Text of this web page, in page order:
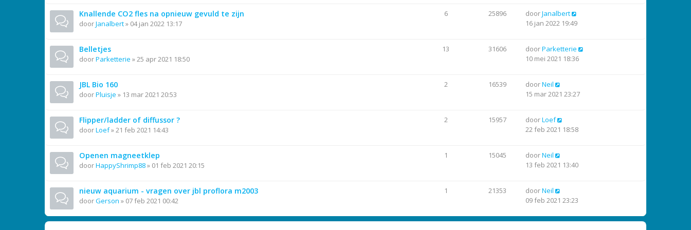
Knallende CO2 fles na opnieuw gevuld te zijn
doorJanalbert» 04 jan 2022 13:17
6 25896 doorJanalbert
16 jan 2022 19:49
Belletjes
doorParketterie »25 apr 2021 18:50
13 31606 doorParketterie
10 mei 2021 18:36
JBL Bio 160
doorPluisje » 13 mar 2021 20:53
2 16539 doorNeil
15 mar 2021 23:27
Flipper/ladder of diffussor ?
doorLoef»21 feb 2021 14:43
2 15957 doorLoef
22 feb 2021 18:58
Openen magneetklep
doorHappyShrimp88» 01 feb 2021 20:15
1 15045 doorNeil
13 feb 2021 13:40
nieuw aquarium - vragen over jbl proflora m2003
doorGerson » 07 feb 2021 00:42
1 21353 doorNeil
09 feb 2021 23:23